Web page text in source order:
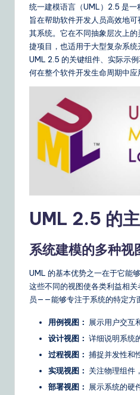
Si
m
p
fi
Y
统一建模语言（UML）2.5 是一
旨在帮助软件开发人员高效地
其系统。它在不同抽象层次上
捷项目，也适用于大型复杂系
UML 2.5 的关键组件、实际示
何在整个软件开发生命周期中应
UML 2.5 的
系统建模的多种视
UML 的基本优势之一在于它能
这些不同的视图使各类利益相
员——能够专注于系统的特定方
用例视图：
展示用户交互
设计视图： 详细说明系统
过程视图： 捕捉并发性和
实现视图： 关注物理组件
部署视图： 展示系统的硬